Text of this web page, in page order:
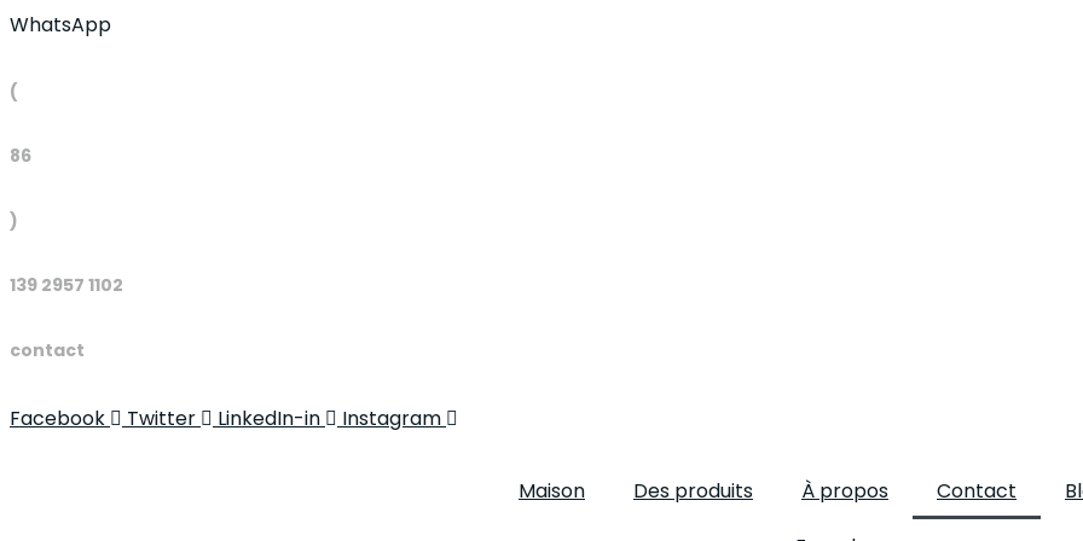
WhatsApp
(
86
)
139 2957 1102
contact
Facebook Twitter LinkedIn-in Instagram
Maison Des produits À propos Contact